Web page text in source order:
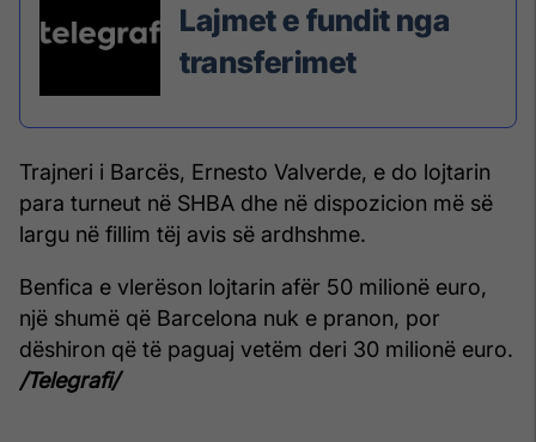
Lajmet e fundit nga
transferimet
Trajneri i Barcës, Ernesto Valverde, e do lojtarin
para turneut në SHBA dhe në dispozicion më së
largu në fillim tëj avis së ardhshme.
Benfica e vlerëson lojtarin afër 50 milionë euro,
një shumë që Barcelona nuk e pranon, por
dëshiron që të paguaj vetëm deri 30 milionë euro.
/Telegrafi/